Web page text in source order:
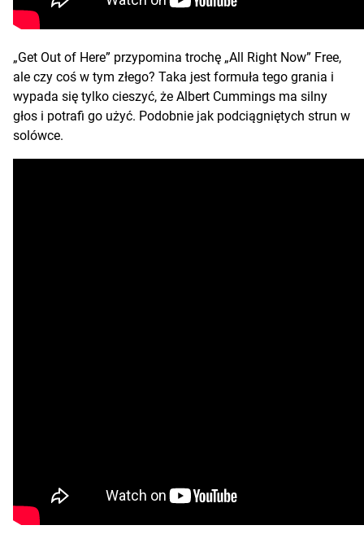
„Get Out of Here” przypomina trochę „All Right Now” Free,
ale czy coś w tym złego? Taka jest formuła tego grania i
wypada się tylko cieszyć, że Albert Cummings ma silny
głos i potrafi go użyć. Podobnie jak podciągniętych strun w
solówce.